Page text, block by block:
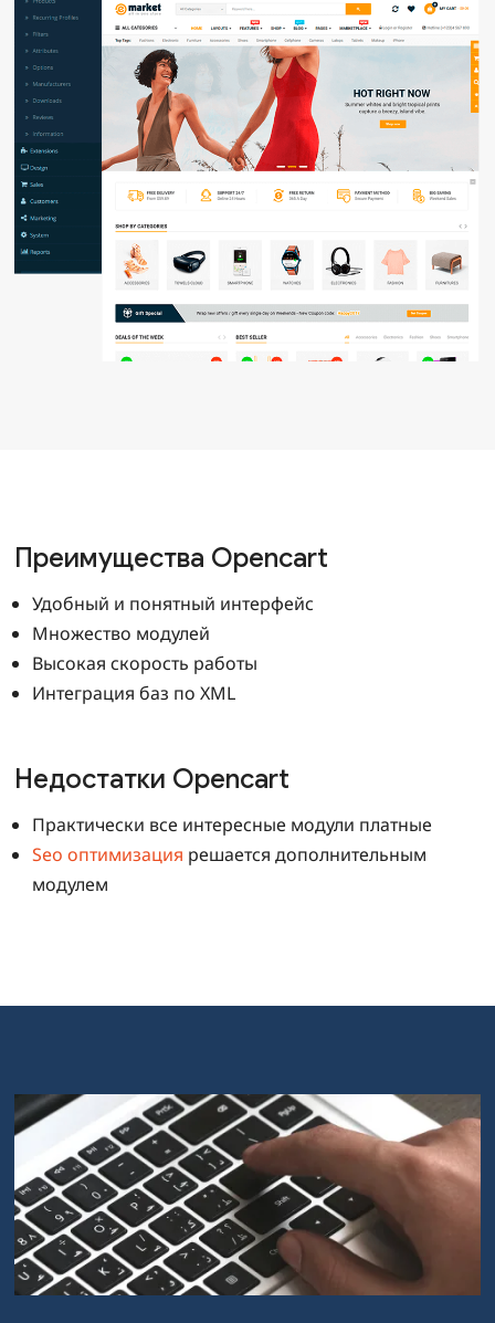
Преимущества Opencart
Удобный и понятный интерфейс
Множество модулей
Высокая скорость работы
Интеграция баз по XML
Недостатки Opencart
Практически все интересные модули платные
Seo оптимизация решается дополнительным
модулем